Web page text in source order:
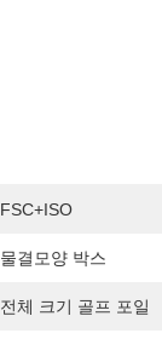
FSC+ISO
물결모양 박스
전체 크기 골프 포일